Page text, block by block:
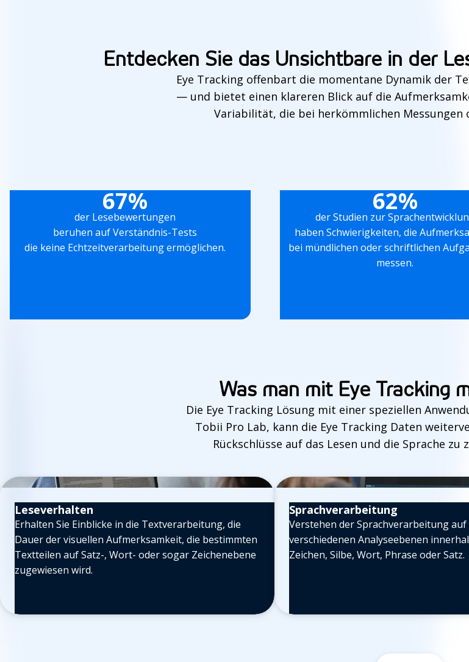
Entdecken Sie das Unsichtbare in der
Eye Tracking offenbart die momentane Dynamik der
— und bietet einen klareren Blick auf die
Variabilität, die bei herkömmlichen
67%
der Lesebewertungen
beruhen auf Verständnis-Tests
die keine Echtzeitverarbeitung ermöglichen.
62%
der Studien zur
haben Schwierigkeiten, die
bei mündlichen oder schriftlichen
messen.
Was man mit Eye Tracking
Die Eye Tracking Lösung mit einer speziellen
Tobii Pro Lab, kann die Eye Tracking Daten
Rückschlüsse auf das Lesen und die Sprache zu
Leseverhalten
Erhalten Sie Einblicke in die Textverarbeitung, die
Dauer der visuellen Aufmerksamkeit, die bestimmten
Textteilen auf Satz-, Wort- oder sogar Zeichenebene
zugewiesen wird.
Sprachverarbeitung
Verstehen der Sprachverarbeitung auf
verschiedenen Analyseebenen
Zeichen, Silbe, Wort, Phrase oder Satz.